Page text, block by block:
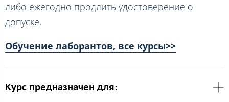
либо ежегодно продлить удостоверение о
допуске.
Обучение лаборантов, все курсы>>
Курс предназначен для: